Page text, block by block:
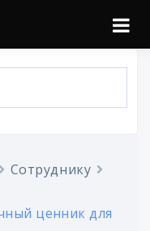
Сотруднику
ценник для